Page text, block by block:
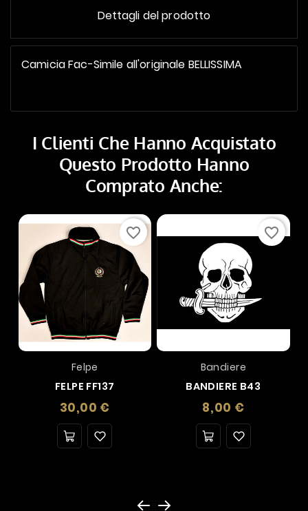
Dettagli del prodotto
Camicia Fac-Simile all'originale BELLISSIMA
I Clienti Che Hanno Acquistato
Questo Prodotto Hanno
Comprato Anche:
Felpe
FELPE FF137
30,00 €Prezzo
favorite_border
Bandiere
BANDIERE B43
8,00 €Prezzo
favorite_border